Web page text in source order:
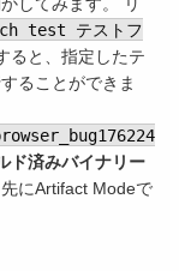
test テストフ
ると、指定したテ
ることができま
ド済みバイナリー
にArtifact Modeで